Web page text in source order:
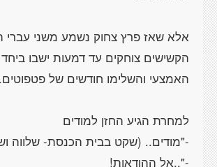
אלא שאז פרץ צחוק נשמע משני עברי
הקשישים צוחקים עד דמעות ישבו